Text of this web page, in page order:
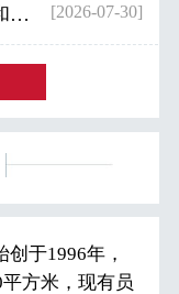
复合膜为什么会出现小疤点和波浪纹... [2026-07-30]
于1996年，
方米，现有员